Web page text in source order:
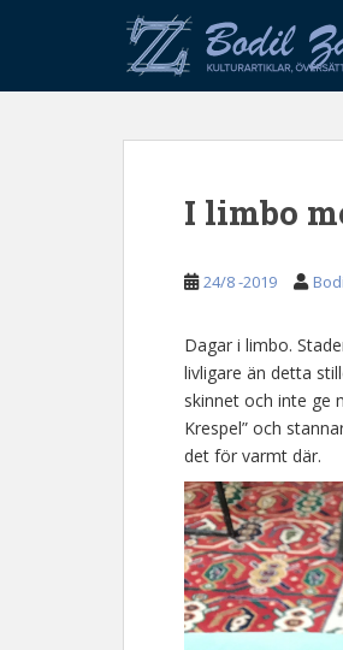
p
I limbo
24/8 -2019
Dagar i limbo.
livligare än detta
skinnet och inte ge
Krespel” och
det för varmt där.